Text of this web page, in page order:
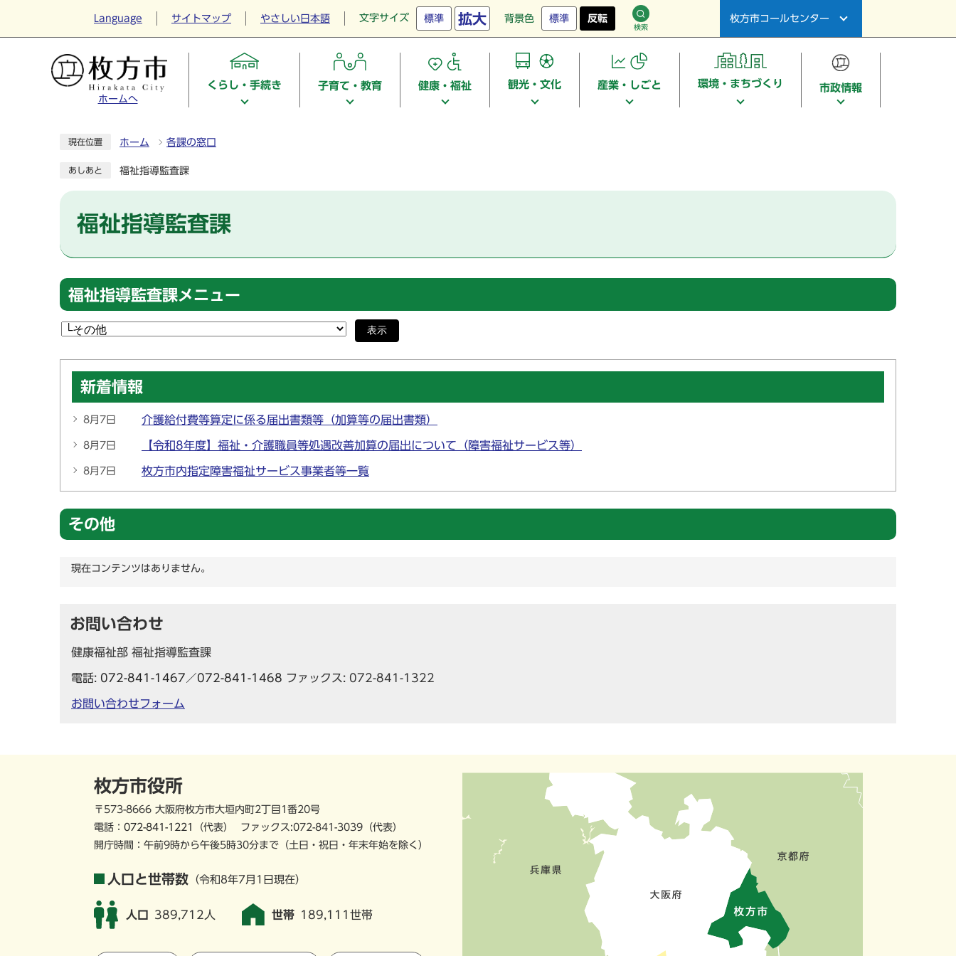
Language サイトマップ やさしい日本語 文字サイズ 標準 拡大 背景色 標準 反転
検索
枚方市コールセンター
ホームへ
くらし・手続き 子育て・教育 健康・福祉 観光・文化 産業・しごと 環境・まちづくり 市政情報
現在位置 ホーム 各課の窓口
あしあと 福祉指導監査課
福祉指導監査課
福祉指導監査課メニュー
表示
新着情報
8月7日 介護給付費等算定に係る届出書類等（加算等の届出書類）
8月7日 【令和8年度】福祉・介護職員等処遇改善加算の届出について（障害福祉サービス等）
8月7日 枚方市内指定障害福祉サービス事業者等一覧
その他
現在コンテンツはありません。
お問い合わせ
健康福祉部 福祉指導監査課
電話: 072-841-1467 ／072-841-1468 ファックス: 072-841-1322
お問い合わせフォーム
枚方市役所
〒573-8666 大阪府枚方市大垣内町2丁目1番20号
電話： 072-841-1221 （代表） ファックス:072-841-3039（代表）
開庁時間：午前9時から午後5時30分まで （土日・祝日・年末年始を除く）
人口と世帯数 （令和8年7月1日現在）
人口 389,712人 世帯 189,111世帯